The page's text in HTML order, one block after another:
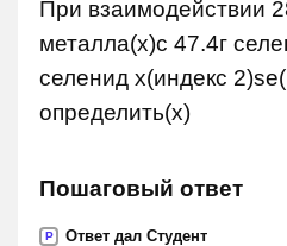
При взаимодействии
металла(x)с 47.4г
селенид x(индекс
определить(х)
Пошаговый ответ
P Ответ дал Студент